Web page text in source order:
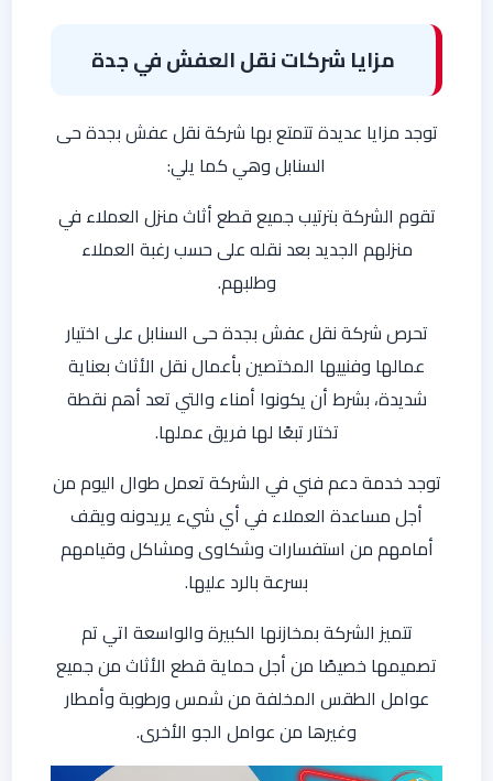
مزايا شركات نقل العفش في جدة
توجد مزايا عديدة تتمتع بها شركة نقل عفش بجدة حى
السنابل وهي كما يلي:
تقوم الشركة بترتيب جميع قطع أثاث منزل العملاء في
منزلهم الجديد بعد نقله على حسب رغبة العملاء
وطلبهم.
تحرص شركة نقل عفش بجدة حى السنابل على اختيار
عمالها وفنييها المختصين بأعمال نقل الأثاث بعناية
شديدة، بشرط أن يكونوا أمناء والتي تعد أهم نقطة
تختار تبعًا لها فريق عملها.
توجد خدمة دعم فني في الشركة تعمل طوال اليوم من
أجل مساعدة العملاء في أي شيء يريدونه ويقف
أمامهم من استفسارات وشكاوى ومشاكل وقيامهم
بسرعة بالرد عليها.
تتميز الشركة بمخازنها الكبيرة والواسعة اتي تم
تصميمها خصيصًا من أجل حماية قطع الأثاث من جميع
عوامل الطقس المخلفة من شمس ورطوبة وأمطار
وغيرها من عوامل الجو الأخرى.